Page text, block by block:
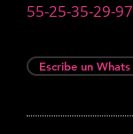
55-25-35-29-97
Escribe un Whats